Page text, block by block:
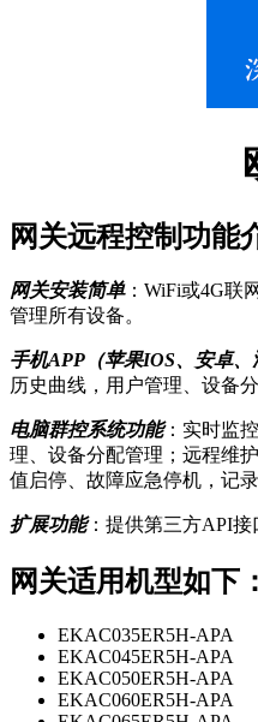
网关远程控制功能
网关安装简单：WiFi或4G联
管理所有设备。
手机APP（苹果IOS、安卓
历史曲线，用户管理、设备分
电脑群控系统功能：实时监
理、设备分配管理；远程维
值启停、故障应急停机，记
扩展功能：提供第三方API接
网关适用机型如下：
EKAC035ER5H-APA
EKAC045ER5H-APA
EKAC050ER5H-APA
EKAC060ER5H-APA